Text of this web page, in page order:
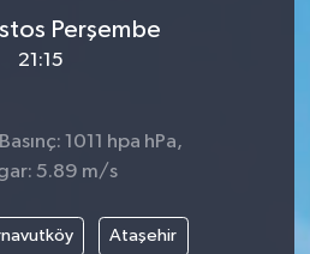
Perşembe
21:15
1011 hpa hPa,
5.89 m/s
Ataşehir